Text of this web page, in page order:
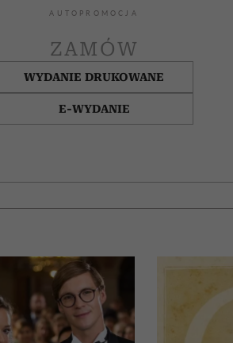
AUTOPROMOCJA
ZAMÓW
WYDANIE DRUKOWANE
E-WYDANIE